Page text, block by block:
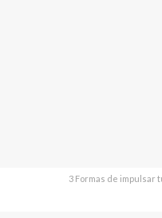
3 Formas de impulsar